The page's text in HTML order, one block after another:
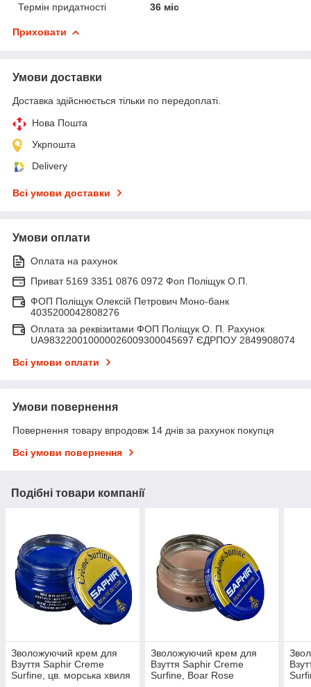
Термін придатності
36 міс
Приховати
Умови доставки
Доставка здійснюється тільки по передоплаті.
Нова Пошта
Укрпошта
Delivery
Всі умови доставки
Умови оплати
Оплата на рахунок
Приват 5169 3351 0876 0972 Фоп Поліщук О.П.
ФОП Поліщук Олексій Петрович Моно-банк
4035200042808276
Оплата за реквізитами ФОП Поліщук О. П. Рахунок
UA983220010000026009300045697 ЄДРПОУ 2849908074
Всі умови оплати
Умови повернення
Повернення товару впродовж 14 днів за рахунок покупця
Всі умови повернення
Подібні товари компанії
Зволожуючий крем для
Взуття Saphir Creme
Surfine, цв. морська хвиля
Зволожуючий крем для
Взуття Saphir Creme
Surfine, Boar Rose